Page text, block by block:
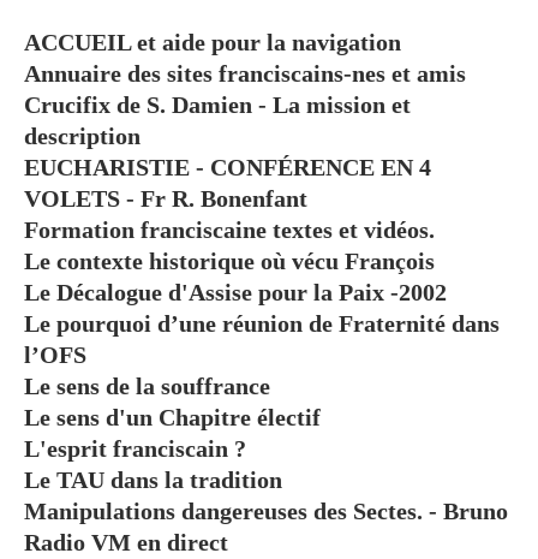
ACCUEIL et aide pour la navigation
Annuaire des sites franciscains-nes et amis
Crucifix de S. Damien - La mission et
description
EUCHARISTIE - CONFÉRENCE EN 4
VOLETS - Fr R. Bonenfant
Formation franciscaine textes et vidéos.
Le contexte historique où vécu François
Le Décalogue d'Assise pour la Paix -2002
Le pourquoi d’une réunion de Fraternité dans
l’OFS
Le sens de la souffrance
Le sens d'un Chapitre électif
L'esprit franciscain ?
Le TAU dans la tradition
Manipulations dangereuses des Sectes. - Bruno
Radio VM en direct